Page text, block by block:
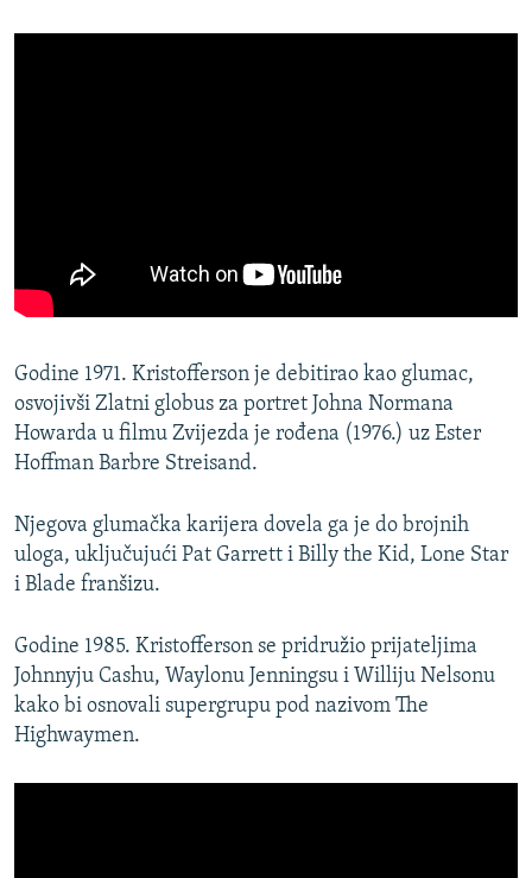
Godine 1971. Kristofferson je debitirao kao glumac,
osvojivši Zlatni globus za portret Johna Normana
Howarda u filmu Zvijezda je rođena (1976.) uz Ester
Hoffman Barbre Streisand.
Njegova glumačka karijera dovela ga je do brojnih
uloga, uključujući Pat Garrett i Billy the Kid, Lone Star
i Blade franšizu.
Godine 1985. Kristofferson se pridružio prijateljima
Johnnyju Cashu, Waylonu Jenningsu i Williju Nelsonu
kako bi osnovali supergrupu pod nazivom The
Highwaymen.